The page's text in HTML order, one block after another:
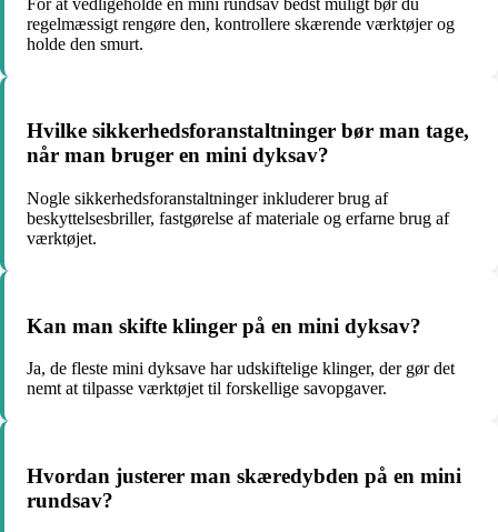
regelmæssigt rengøre den, kontrollere skærende værktøjer og
holde den smurt.
Hvilke sikkerhedsforanstaltninger bør man tage,
når man bruger en mini dyksav?
Nogle sikkerhedsforanstaltninger inkluderer brug af
beskyttelsesbriller, fastgørelse af materiale og erfarne brug af
værktøjet.
Kan man skifte klinger på en mini dyksav?
Ja, de fleste mini dyksave har udskiftelige klinger, der gør det
nemt at tilpasse værktøjet til forskellige savopgaver.
Hvordan justerer man skæredybden på en mini
rundsav?